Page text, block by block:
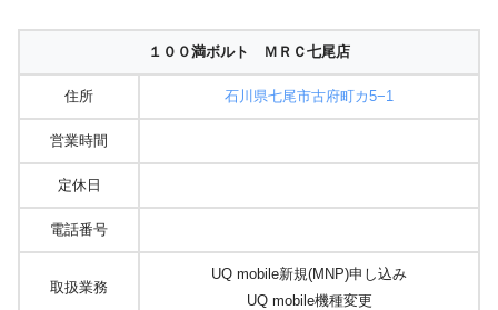
１００満ボルト ＭＲＣ七尾店
住所 石川県七尾市古府町カ5−1
営業時間
定休日
電話番号
取扱業務
UQ mobile新規(MNP)申し込み
UQ mobile機種変更